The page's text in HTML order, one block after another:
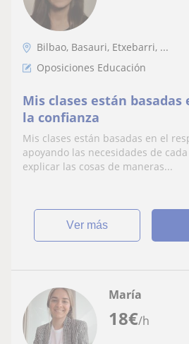
Bilbao, Basauri, Etxebarri, ...
Oposiciones Educación
Mis clases están
la confianza
Mis clases están basadas en el
apoyando las necesidades de
explicar las cosas de maneras...
ver más
18€/h
María